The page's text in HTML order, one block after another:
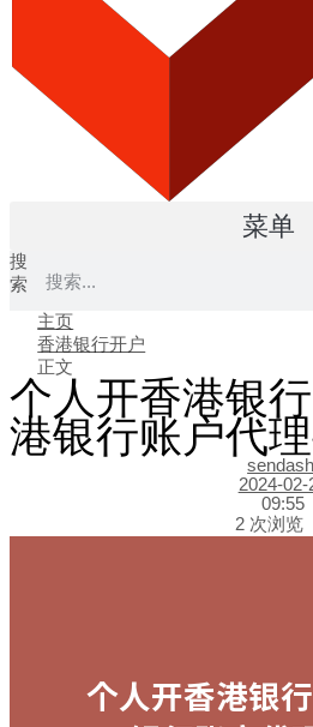
菜单
搜
索
主页
香港银行开户
正文
个人开香港银
港银行账户代理
2024-02-
09:55
2 次浏览